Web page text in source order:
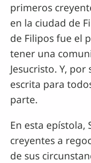
primeros
en la ciudad de
de Filipos fue el
tener una
Jesucristo. Y,
escrita para
parte.
En esta epístola,
creyentes a
de sus